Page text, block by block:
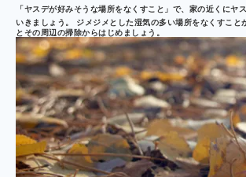
「ヤスデが好みそうな場所をなくすこと」 で、家の近くにヤ
いきましょう。 ジメジメとした湿気の多い場所をなくすこと
とその周辺の掃除からはじめましょう。